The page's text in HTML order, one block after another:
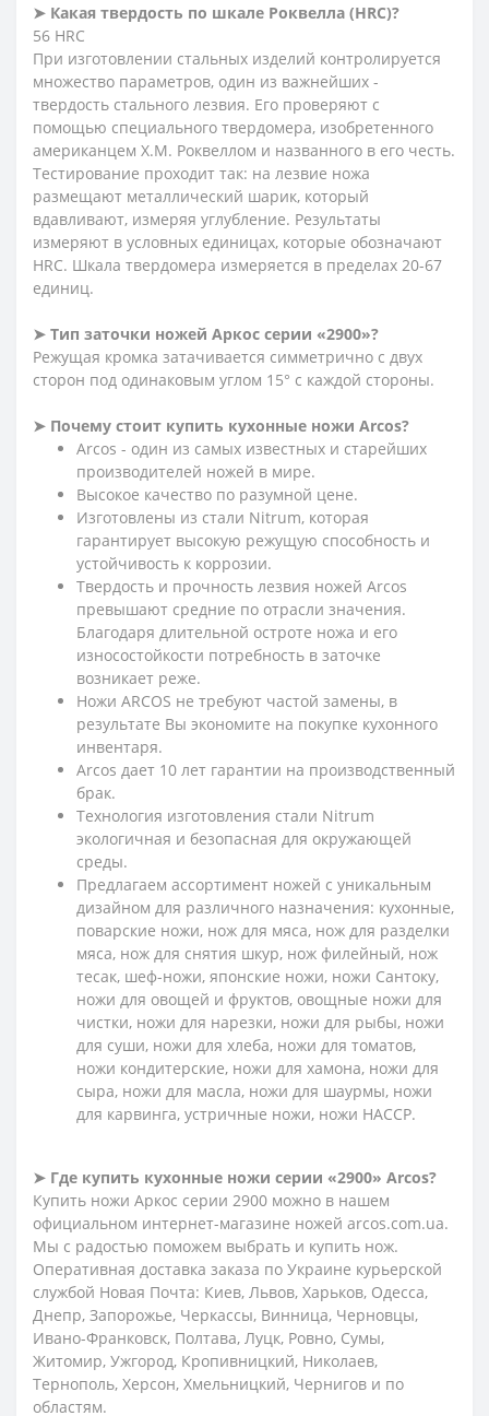
➤ Какая твердость по шкале Роквелла (HRC)?
56 HRC
При изготовлении стальных изделий контролируется
множество параметров, один из важнейших -
твердость стального лезвия. Его проверяют с
помощью специального твердомера, изобретенного
американцем Х.М. Роквеллом и названного в его честь.
Тестирование проходит так: на лезвие ножа
размещают металлический шарик, который
вдавливают, измеряя углубление. Результаты
измеряют в условных единицах, которые обозначают
HRC. Шкала твердомера измеряется в пределах 20-67
единиц.
➤ Тип заточки ножей Аркос серии «2900»?
Режущая кромка затачивается симметрично с двух
сторон под одинаковым углом 15° с каждой стороны.
➤ Почему стоит купить кухонные ножи Arcos?
Arcos - один из самых известных и старейших
производителей ножей в мире.
Высокое качество по разумной цене.
Изготовлены из стали Nitrum, которая
гарантирует высокую режущую способность и
устойчивость к коррозии.
Твердость и прочность лезвия ножей Arcos
превышают средние по отрасли значения.
Благодаря длительной остроте ножа и его
износостойкости потребность в заточке
возникает реже.
Ножи ARCOS не требуют частой замены, в
результате Вы экономите на покупке кухонного
инвентаря.
Arcos дает 10 лет гарантии на производственный
брак.
Технология изготовления стали Nitrum
экологичная и безопасная для окружающей
среды.
Предлагаем ассортимент ножей с уникальным
дизайном для различного назначения: кухонные,
поварские ножи, нож для мяса, нож для разделки
мяса, нож для снятия шкур, нож филейный, нож
тесак, шеф-ножи, японские ножи, ножи Сантоку,
ножи для овощей и фруктов, овощные ножи для
чистки, ножи для нарезки, ножи для рыбы, ножи
для суши, ножи для хлеба, ножи для томатов,
ножи кондитерские, ножи для хамона, ножи для
сыра, ножи для масла, ножи для шаурмы, ножи
для карвинга, устричные ножи, ножи HACCP.
➤ Где купить кухонные ножи серии «2900» Arcos?
Купить ножи Аркос серии 2900 можно в нашем
официальном интернет-магазине ножей arcos.com.ua.
Мы с радостью поможем выбрать и купить нож.
Оперативная доставка заказа по Украине курьерской
службой Новая Почта: Киев, Львов, Харьков, Одесса,
Днепр, Запорожье, Черкассы, Винница, Черновцы,
Ивано-Франковск, Полтава, Луцк, Ровно, Сумы,
Житомир, Ужгород, Кропивницкий, Николаев,
Тернополь, Херсон, Хмельницкий, Чернигов и по
областям.